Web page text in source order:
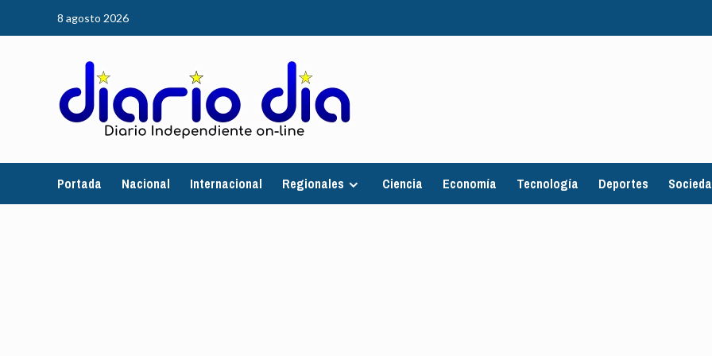
8 agosto 2026
Portada Nacional Internacional Regionales Ciencia Economía Tecnología Deportes